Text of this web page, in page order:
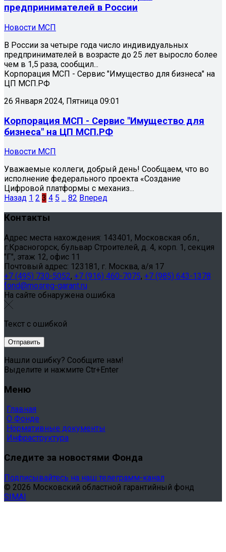
предпринимателей в России
Новости МСП
В России за четыре года число индивидуальных
предпринимателей в возрасте до 25 лет выросло более
чем в 1,5 раза, сообщил...
Корпорация МСП - Сервис "Имущество для бизнеса" на
ЦП МСП.РФ
26 Января 2024, Пятница 09:01
Корпорация МСП - Сервис "Имущество для
бизнеса" на ЦП МСП.РФ
Новости МСП
Уважаемые коллеги, добрый день! Сообщаем, что во
исполнение федерального проекта «Создание
Цифровой платформы с механиз...
Назад 1 2 3 4 5 ... 82 Вперед
Контакты
Адрес места нахождения: 143401, Московская обл.,
г.Красногорск, бульвар Строителей, д. 4, корп. 1, секция
"Г", этаж 12, офис 11
Почтовый адрес: 123181, г. Москва, а/я 17
+7 (495) 730-5052, +7 (916) 460-7075, +7 (985) 643-1378
fond@mosreg-garant.ru
На сайте обнаружена ошибка
Текст с ошибкой
Нашли ошибку? Сообщите нам!
Выделите и нажмите Ctr+Enter
Меню
Главная
О Фонде
Нормативные документы
Инфраструктура
Следите за новостями Фонда
Подписывайтесь на наш телеграмм-канал
© 2026 Московский областной гарантийный фонд
SIMAI